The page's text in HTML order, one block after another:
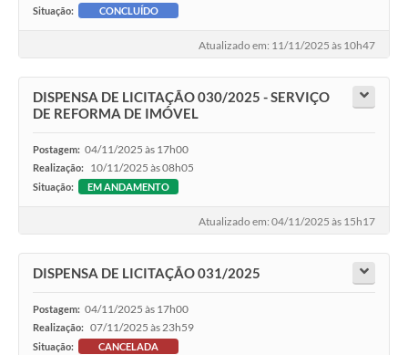
Situação: CONCLUÍDO
Atualizado em: 11/11/2025 às 10h47
DISPENSA DE LICITAÇÃO 030/2025 - SERVIÇO
DE REFORMA DE IMÓVEL
Postagem: 04/11/2025 às 17h00
Realização: 10/11/2025 às 08h05
Situação: EM ANDAMENTO
Atualizado em: 04/11/2025 às 15h17
DISPENSA DE LICITAÇÃO 031/2025
Postagem: 04/11/2025 às 17h00
Realização: 07/11/2025 às 23h59
Situação: CANCELADA